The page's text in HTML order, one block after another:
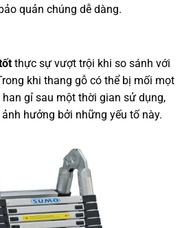
quản chúng dễ dàng.
thực sự vượt trội khi so sánh với
khi thang gỗ có thể bị mối mọt
gỉ sau một thời gian sử dụng,
hưởng bởi những yếu tố này.